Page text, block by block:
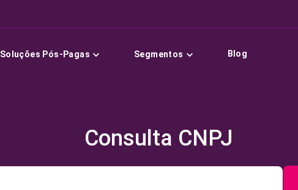
Soluções Pós-Pagas Segmentos Blog
Consulta CNPJ